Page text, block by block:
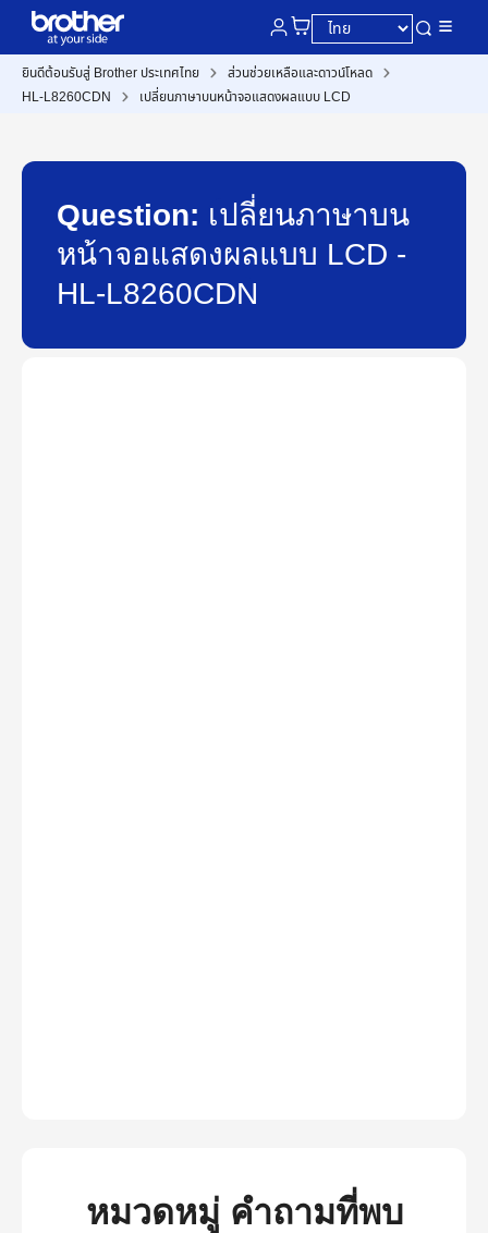
ยินดีต้อนรับสู่ Brother ประเทศไทย
ส่วนช่วยเหลือและดาวน์โหลด
HL-L8260CDN
เปลี่ยนภาษาบนหน้าจอแสดงผลแบบ LCD
Question: เปลี่ยนภาษาบน
หน้าจอแสดงผลแบบ LCD -
HL-L8260CDN
หมวดหมู่ คำถามที่พบ